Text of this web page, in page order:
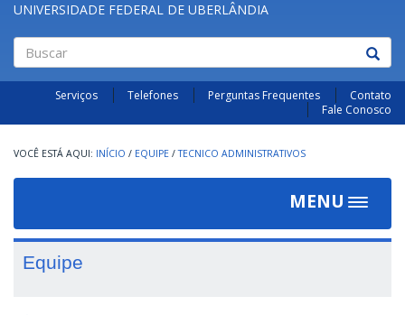
UNIVERSIDADE FEDERAL DE UBERLÂNDIA
Buscar
Serviços Telefones Perguntas Frequentes
Contato
Fale Conosco
INÍCIO / EQUIPE / TECNICO ADMINISTRATIVOS
MENU
Toggle
Equipe